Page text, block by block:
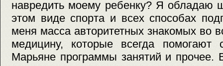
навредить моему ребенку? Я обладаю
этом виде спорта и всех способах
меня масса авторитетных знакомых во
медицину, которые всегда помогают
Марьяне программы занятий и прочее.